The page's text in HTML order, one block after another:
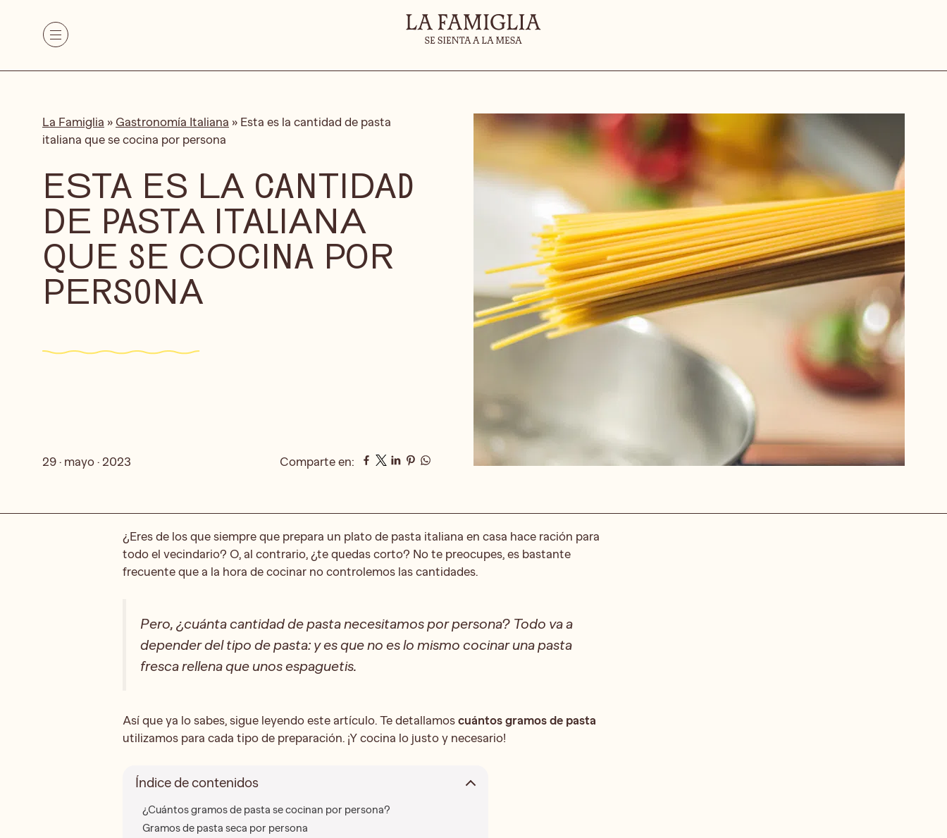
La Famiglia » Gastronomía Italiana » Esta es la cantidad de pasta
italiana que se cocina por persona
ESTA ES LA CANTIDAD
DE PASTA ITALIANA
QUE SE COCINA POR
PERSONA
29 · mayo · 2023 Comparte en:
¿Eres de los que siempre que prepara un plato de pasta italiana en casa hace ración para
todo el vecindario? O, al contrario, ¿te quedas corto? No te preocupes, es bastante
frecuente que a la hora de cocinar no controlemos las cantidades.
Pero, ¿cuánta cantidad de pasta necesitamos por persona? Todo va a
depender del tipo de pasta: y es que no es lo mismo cocinar una pasta
fresca rellena que unos espaguetis.
Así que ya lo sabes, sigue leyendo este artículo. Te detallamos cuántos gramos de pasta
utilizamos para cada tipo de preparación. ¡Y cocina lo justo y necesario!
Índice de contenidos
¿Cuántos gramos de pasta se cocinan por persona?
Gramos de pasta seca por persona